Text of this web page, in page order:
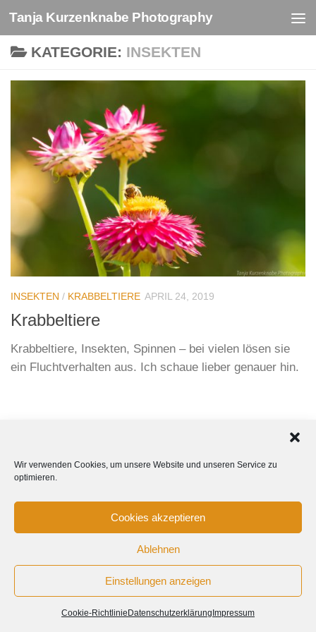
Wir verwenden Cookies, um unsere Website und unseren Service zu
optimieren.
Cookies akzeptieren
Ablehnen
Einstellungen anzeigen
Cookie-Richtlinie Datenschutzerklärung Impressum
Zum Inhalt springen
Tanja Kurzenknabe Photography
KATEGORIE: INSEKTEN
INSEKTEN / KRABBELTIERE APRIL 24, 2019
Krabbeltiere
Krabbeltiere, Insekten, Spinnen – bei vielen lösen sie
ein Fluchtverhalten aus. Ich schaue lieber genauer hin.
Tanja Kurzenknabe Photography © 2015-2024 All Rights